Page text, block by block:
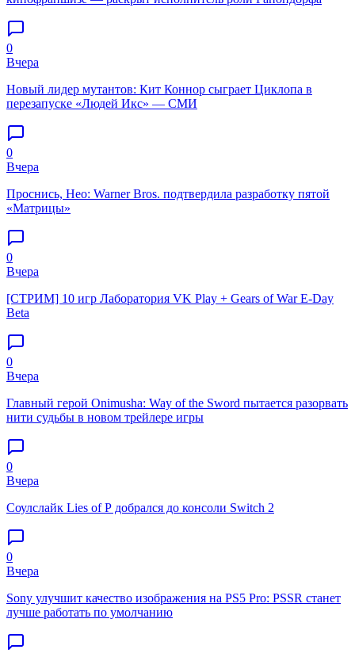
0
Вчера
Новый лидер мутантов: Кит Коннор сыграет Циклопа в
перезапуске «Людей Икс» — СМИ
0
Вчера
Проснись, Нео: Warner Bros. подтвердила разработку пятой
«Матрицы»
0
Вчера
[СТРИМ] 10 игр Лаборатория VK Play + Gears of War E-Day
Beta
0
Вчера
Главный герой Onimusha: Way of the Sword пытается разорвать
нити судьбы в новом трейлере игры
0
Вчера
Соулслайк Lies of P добрался до консоли Switch 2
0
Вчера
Sony улучшит качество изображения на PS5 Pro: PSSR станет
лучше работать по умолчанию